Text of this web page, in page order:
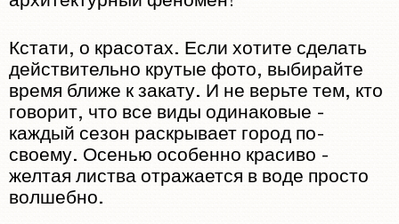
Кстати, о красотах. Если хотите сделать
действительно крутые фото, выбирайте
время ближе к закату. И не верьте тем, кто
говорит, что все виды одинаковые -
каждый сезон раскрывает город по-
своему. Осенью особенно красиво -
желтая листва отражается в воде просто
волшебно.